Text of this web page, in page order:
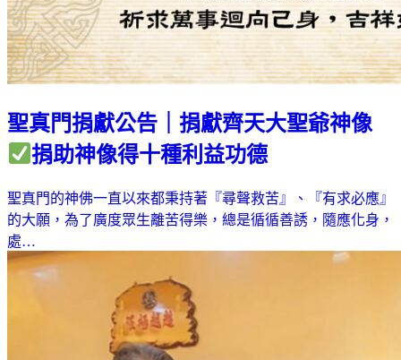
聖真門捐獻公告｜捐獻齊天大聖爺神像
捐助神像得十種利益功德
聖真門的神佛一直以來都秉持著『尋聲救苦』、『有求必應』
的大願，為了廣度眾生離苦得樂，總是循循善誘，隨應化身，
處…